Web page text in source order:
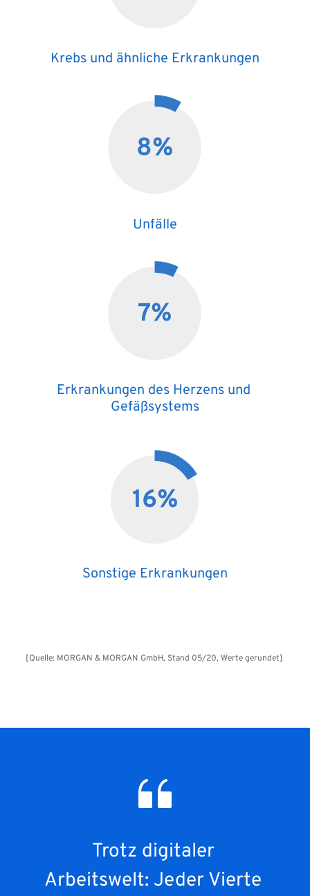
Krebs und ähnliche Erkrankungen
8%
Unfälle
7%
Erkrankungen des Herzens und
Gefäßsystems
16%
Sonstige Erkrankungen
[Quelle: MORGAN & MORGAN GmbH, Stand 05/20, Werte gerundet]
Trotz digitaler
Arbeitswelt: Jeder Vierte